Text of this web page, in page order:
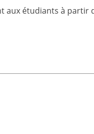
aux étudiants à partir